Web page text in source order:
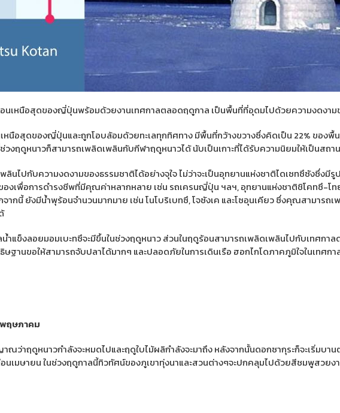
นเหนือสุดของญี่ปุ่นพร้อมด้วยงานเทศกาลตลอดฤดูกาล เป็นพื้นที่ที่อุดมไปด้วยความงดงาม
เหนือสุดของญี่ปุ่นและถูกโอบล้อมด้วยทะเลทุกทิศทาง มีพื้นที่กว้างขวางซึ่งคิดเป็น 22% ขอ
วงฤดูหนาวก็สามารถเพลิดเพลินกับกีฬาฤดูหนาวได้ นับเป็นเกาะที่ได้รับความนิยมให้เป็นสถ
นไปกับความงดงามของธรรมชาติได้อย่างจุใจ ไม่ว่าจะเป็นอุทยานแห่งชาติไดเซทซึซังซึ่งมี
องเพื่อการดำรงชีพที่มีคุณค่าหลากหลาย เช่น รถเครนญี่ปุ่น ฯลฯ, อุทยานแห่งชาติชิโคทซึ-โท
ากนี้ ยังมีน้ำพุร้อนจำนวนมากมาย เช่น โนโบริเบทซึ, โจซังเค และโซอุนเคียว ซึ่งคุณสามา
น้ำแข็งลอยมอมเบะทซึจะมีขึ้นในช่วงฤดูหนาว ส่วนในฤดูร้อนสามารถเพลิดเพลินไปกับเทศกาล
ษฐานขอให้สามารถจับปลาได้มากๆ และปลอดภัยในการเดินเรือ ฮอกไกโดภาคภูมิใจในเทศ
ฤษภาคม
ว่าฤดูหนาวกำลังจะหมดไปและฤดูใบไม้ผลิกำลังจะมาถึง หลังจากนั้นดอกซากุระก็จะเริ่มบาน
นเมษายน ในช่วงฤดูกาลนี้ทิวทัศน์ของภูเขาทุ่งนาและสวนต่างๆจะปกคลุมไปด้วยสีชมพูสวย